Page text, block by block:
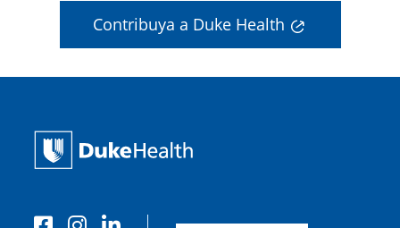
Contribuya a Duke Health